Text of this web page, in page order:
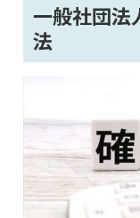
一般社団法
法